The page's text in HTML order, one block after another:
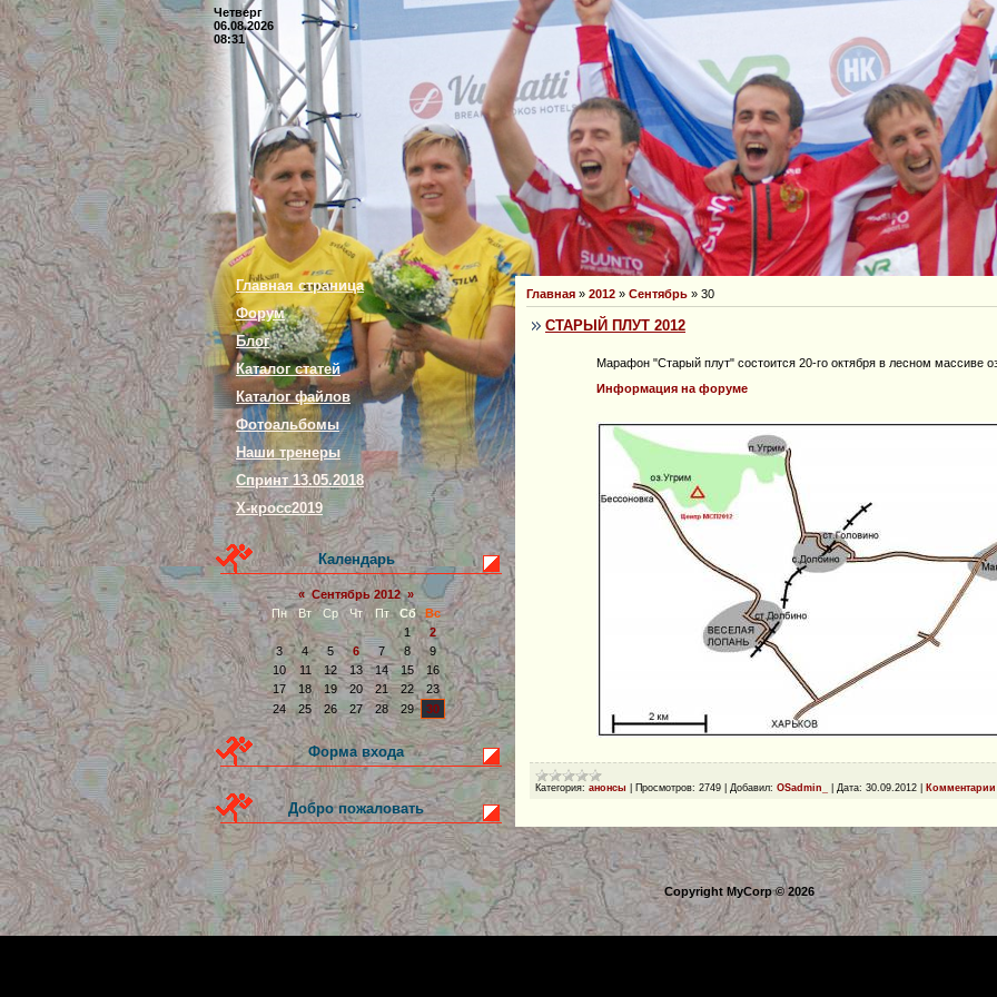
Четверг
06.08.2026
08:31
Главная страница
Форум
Блог
Каталог статей
Каталог файлов
Фотоальбомы
Наши тренеры
Спринт 13.05.2018
Х-кросс2019
Календарь
« Сентябрь 2012 »
Пн
Вт Ср Чт Пт Сб
Вс
1
2
3
4 5 6 7 8
9
10
11 12 13 14 15
16
17
18 19 20 21 22
23
24
25 26 27 28 29 30
Форма входа
Добро пожаловать
Главная » 2012 » Сентябрь » 30
СТАРЫЙ ПЛУТ 2012
Марафон "Старый плут" состоится 20-го октября в лесном массиве
Информация на форуме
Категория: анонсы Просмотров: 2749 Добавил: OSadmin_ Дата: 30.09.2012 Комментарии
Copyright MyCorp © 2026